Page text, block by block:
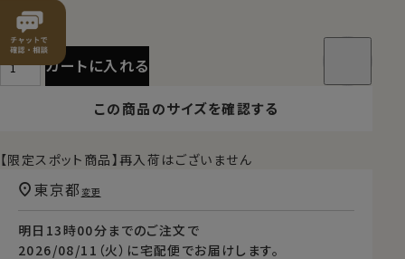
カートに入れる
この商品のサイズを確認する
【限定スポット商品】再入荷はございません
明日 13時00分 までのご注文で
2026/08/11（火） に宅配便 でお届けします。
東京都 変更